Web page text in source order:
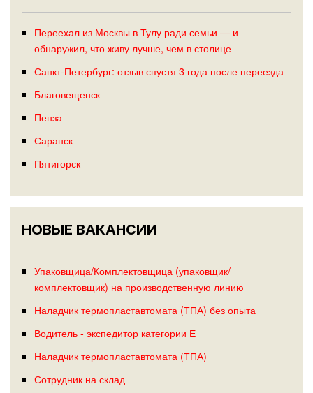
Переехал из Москвы в Тулу ради семьи — и
обнаружил, что живу лучше, чем в столице
Санкт-Петербург: отзыв спустя 3 года после переезда
Благовещенск
Пенза
Саранск
Пятигорск
НОВЫЕ ВАКАНСИИ
Упаковщица/Комплектовщица (упаковщик/
комплектовщик) на производственную линию
Наладчик термопластавтомата (ТПА) без опыта
Водитель - экспедитор категории Е
Наладчик термопластавтомата (ТПА)
Сотрудник на склад